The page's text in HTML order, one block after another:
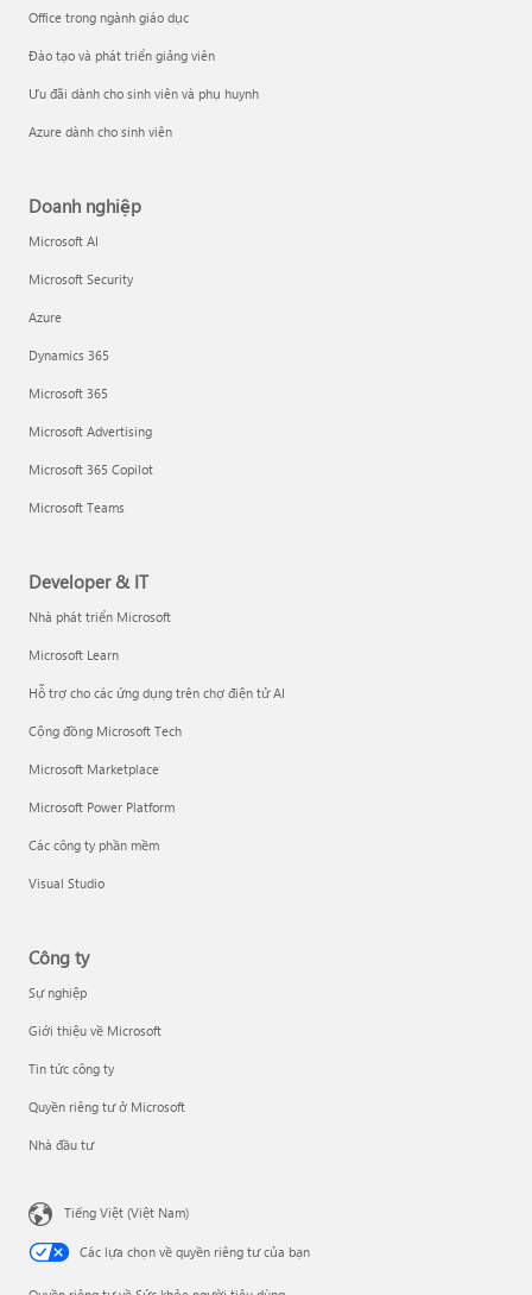
Office trong ngành giáo dục
Đào tạo và phát triển giảng viên
Ưu đãi dành cho sinh viên và phụ huynh
Azure dành cho sinh viên
Doanh nghiệp
Microsoft AI
Microsoft Security
Azure
Dynamics 365
Microsoft 365
Microsoft Advertising
Microsoft 365 Copilot
Microsoft Teams
Developer & IT
Nhà phát triển Microsoft
Microsoft Learn
Hỗ trợ cho các ứng dụng trên chợ điện tử AI
Cộng đồng Microsoft Tech
Microsoft Marketplace
Microsoft Power Platform
Các công ty phần mềm
Visual Studio
Công ty
Sự nghiệp
Giới thiệu về Microsoft
Tin tức công ty
Quyền riêng tư ở Microsoft
Nhà đầu tư
Tiếng Việt (Việt Nam)
Các lựa chọn về quyền riêng tư của bạn